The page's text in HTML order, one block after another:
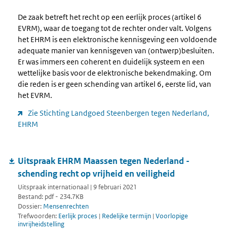
De zaak betreft het recht op een eerlijk proces (artikel 6
EVRM), waar de toegang tot de rechter onder valt. Volgens
het EHRM is een elektronische kennisgeving een voldoende
adequate manier van kennisgeven van (ontwerp)besluiten.
Er was immers een coherent en duidelijk systeem en een
wettelijke basis voor de elektronische bekendmaking. Om
die reden is er geen schending van artikel 6, eerste lid, van
het EVRM.
Zie Stichting Landgoed Steenbergen tegen Nederland,
EHRM
Uitspraak EHRM Maassen tegen Nederland -
schending recht op vrijheid en veiligheid
Uitspraak internationaal | 9 februari 2021
Bestand: pdf - 234.7KB
Dossier: Mensenrechten
Trefwoorden: Eerlijk proces | Redelijke termijn | Voorlopige
invrijheidstelling